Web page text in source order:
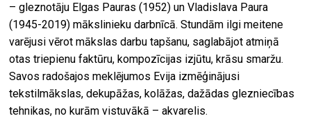
– gleznotāju Elgas Pauras (1952) un Vladislava Paura
(1945-2019) mākslinieku darbnīcā. Stundām ilgi meitene
varējusi vērot mākslas darbu tapšanu, saglabājot atmiņā
otas triepienu faktūru, kompozīcijas izjūtu, krāsu smaržu.
Savos radošajos meklējumos Evija izmēģinājusi
tekstilmākslas, dekupāžas, kolāžas, dažādas glezniecības
tehnikas, no kurām vistuvākā – akvarelis.